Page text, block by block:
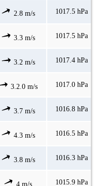
2.8 m/s 1017.5 hPa
3.3 m/s 1017.5 hPa
3.2 m/s 1017.4 hPa
3.2.0 m/s 1017.0 hPa
3.7 m/s 1016.8 hPa
4.3 m/s 1016.5 hPa
3.8 m/s 1016.3 hPa
4 m/s 1015.9 hPa